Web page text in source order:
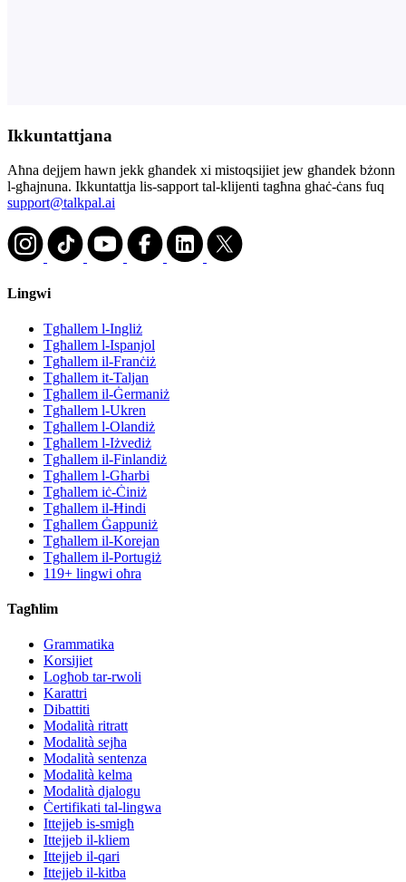
Ikkuntattjana
Aħna dejjem hawn jekk għandek xi mistoqsijiet jew għandek bżonn
l-għajnuna. Ikkuntattja lis-sapport tal-klijenti tagħna ghaċ-ċans fuq
support@talkpal.ai
Lingwi
Tgħallem l-Ingliż
Tgħallem l-Ispanjol
Tgħallem il-Franċiż
Tgħallem it-Taljan
Tgħallem il-Ġermaniż
Tgħallem l-Ukren
Tgħallem l-Olandiż
Tgħallem l-Iżvediż
Tgħallem il-Finlandiż
Tgħallem l-Għarbi
Tgħallem iċ-Ċiniż
Tgħallem il-Ħindi
Tgħallem Ġappuniż
Tgħallem il-Korejan
Tgħallem il-Portugiż
119+ lingwi oħra
Tagħlim
Grammatika
Korsijiet
Logħob tar-rwoli
Karattri
Dibattiti
Modalità ritratt
Modalità sejħa
Modalità sentenza
Modalità kelma
Modalità djalogu
Ċertifikati tal-lingwa
Ittejjeb is-smigħ
Ittejjeb il-kliem
Ittejjeb il-qari
Ittejjeb il-kitba